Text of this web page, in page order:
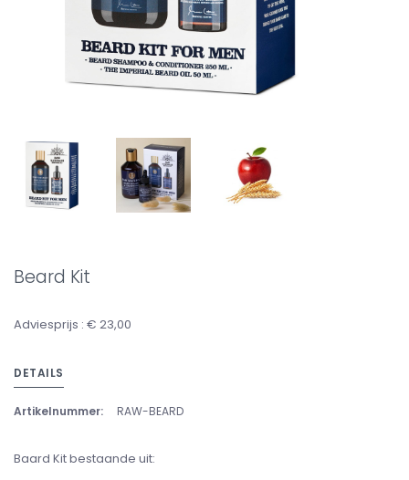
Beard Kit
Adviesprijs : € 23,00
DETAILS
Artikelnummer: RAW-BEARD
Baard Kit bestaande uit: